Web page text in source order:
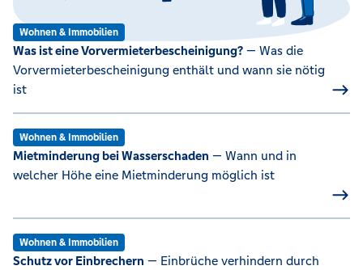
Wohnen & Immobilien
Was ist eine Vorvermieterbescheinigung? — Was die
Vorvermieterbescheinigung enthält und wann sie nötig
ist
Wohnen & Immobilien
Mietminderung bei Wasserschaden — Wann und in
welcher Höhe eine Mietminderung möglich ist
Wohnen & Immobilien
Schutz vor Einbrechern — Einbrüche verhindern durch